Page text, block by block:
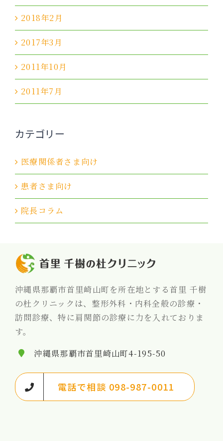
2018年2月
2017年3月
2011年10月
2011年7月
カテゴリー
医療関係者さま向け
患者さま向け
院長コラム
沖縄県那覇市首里崎山町を所在地とする首里 千樹
の杜クリニックは、整形外科・内科全般の診療・
訪問診療、特に肩関節の診療に力を入れておりま
す。
沖縄県那覇市首里崎山町4-195-50
電話で相談 098-987-0011